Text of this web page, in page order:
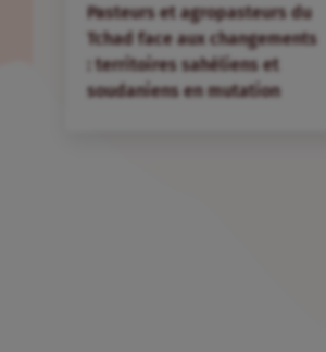
Pasteurs et agropasteurs du
Tchad face aux changements
: territoires sahéliens et
soudaniens en mutation